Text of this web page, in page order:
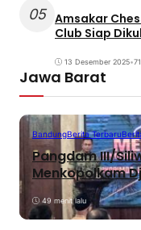
05 Amsakar
Club Siap
13 Desember 2025•
Jawa Barat
BandungBerita Terbaru
Pangdam III/
Menkopolkam
49 menit lalu